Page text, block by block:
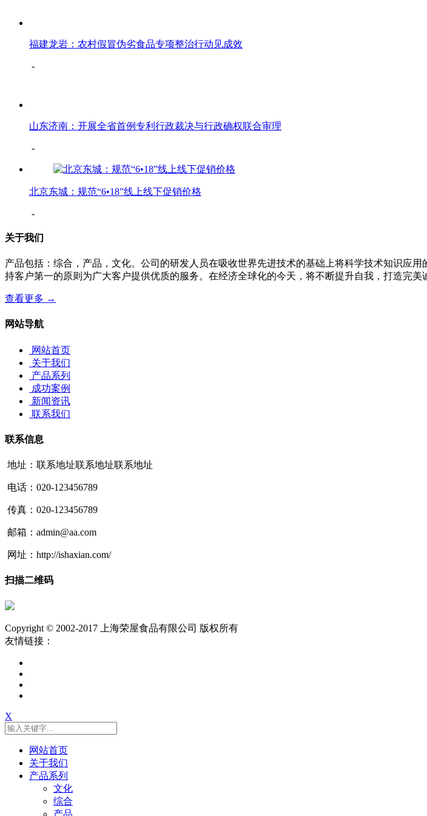
福建龙岩：农村假冒伪劣食品专项整治行动见成效
-
山东济南：开展全省首例专利行政裁决与行政确权联合审理
-
北京东城：规范“6•18”线上线下促销价格
-
关于我们
产品包括：综合，产品，文化。公司的研发人员在吸收世界先进技术的基础上将科学技术知识应
持客户第一的原则为广大客户提供优质的服务。在经济全球化的今天，将不断提升自我，打造完
查看更多 →
网站导航
网站首页
关于我们
产品系列
成功案例
新闻资讯
联系我们
联系信息
地址：联系地址联系地址联系地址
电话：020-123456789
传真：020-123456789
邮箱：admin@aa.com
网址：http://ishaxian.com/
扫描二维码
Copyright © 2002-2017 上海荣屋食品有限公司 版权所有
友情链接：
X
网站首页
关于我们
产品系列
文化
综合
产品